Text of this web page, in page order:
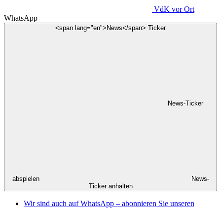
VdK vor Ort
WhatsApp
<span lang="en">News</span> Ticker
News-Ticker
abspielen
News-
Ticker anhalten
Wir sind auch auf WhatsApp – abonnieren Sie unseren